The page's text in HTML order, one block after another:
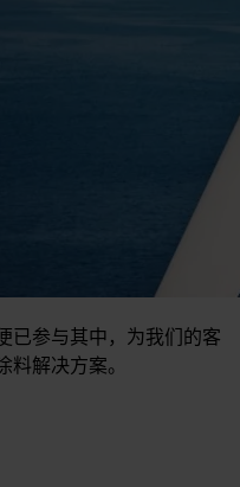
已参与其中，为我们的客
料解决方案。